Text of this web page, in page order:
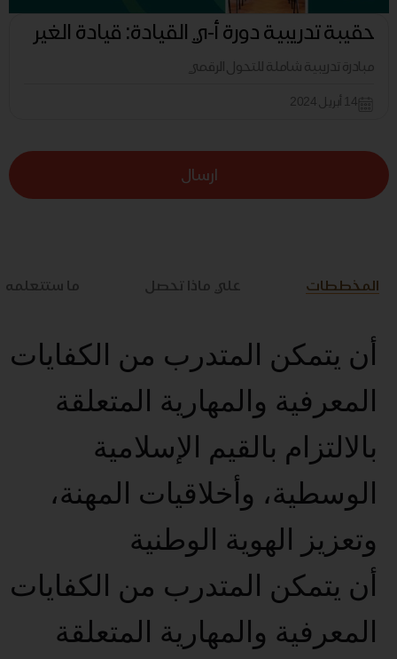
حقيبة تدريبية دورة أ-ي القيادة: قيادة الغير
مبادرة تدريبية شاملة للتحول الرقمي
14 أبريل 2024
ارسال
المخططات علي ماذا تحصل ما ستتعلمه
أن يتمكن المتدرب من الكفايات
المعرفية والمهارية المتعلقة
بالالتزام بالقيم الإسلامية
الوسطية، وأخلاقيات المهنة،
وتعزيز الهوية الوطنية
أن يتمكن المتدرب من الكفايات
المعرفية والمهارية المتعلقة